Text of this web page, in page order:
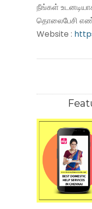
நீங்கள்
தொலைபேசி எண்
Website :